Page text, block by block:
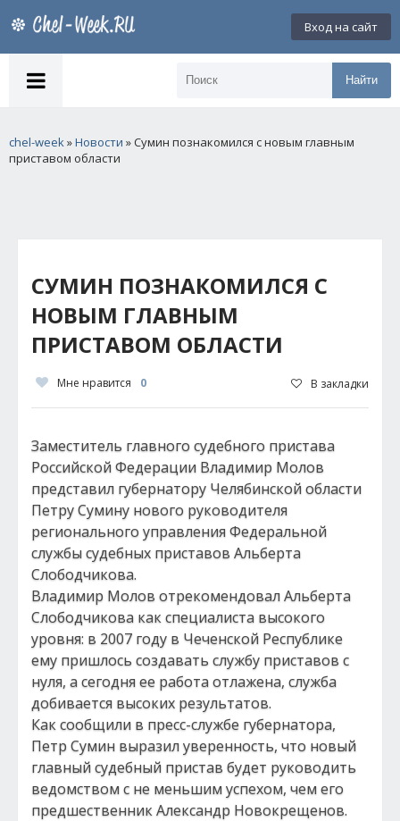
Вход на сайт
Найти
chel-week»Новости » Сумин познакомился с новым главным
приставом области
СУМИН ПОЗНАКОМИЛСЯ С
НОВЫМ ГЛАВНЫМ
ПРИСТАВОМ ОБЛАСТИ
Мне нравится 0 В закладки
Заместитель главного судебного пристава
Российской Федерации Владимир Молов
представил губернатору Челябинской области
Петру Сумину нового руководителя
регионального управления Федеральной
службы судебных приставов Альберта
Слободчикова.
Владимир Молов отрекомендовал Альберта
Слободчикова как специалиста высокого
уровня: в 2007 году в Чеченской Республике
ему пришлось создавать службу приставов с
нуля, а сегодня ее работа отлажена, служба
добивается высоких результатов.
Как сообщили в пресс-службе губернатора,
Петр Сумин выразил уверенность, что новый
главный судебный пристав будет руководить
ведомством с не меньшим успехом, чем его
предшественник Александр Новокрещенов.